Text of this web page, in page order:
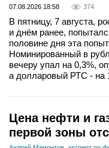
07.08.2026 18:58
374
В пятницу, 7 августа,
и днём ранее,
половине дня эта
Номинированный в
вечеру упал на 0,3%,
а долларовый РТС - на
Цена нефти и
первой зоны